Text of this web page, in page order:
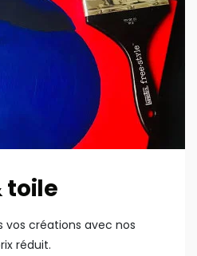
toile
vos créations avec nos
réduit.